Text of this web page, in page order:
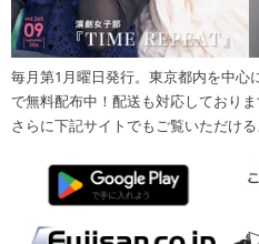
毎月第1月曜日発行。東京都内を中心
で無料配布中！配送も対応しておりま
さらに下記サイトでもご覧いただけ